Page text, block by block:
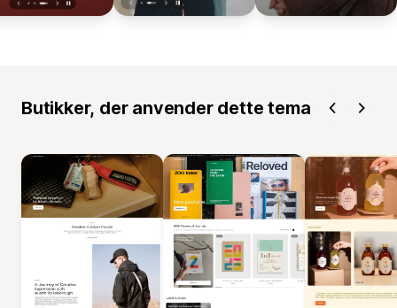
Butikker, der anvender dette tema